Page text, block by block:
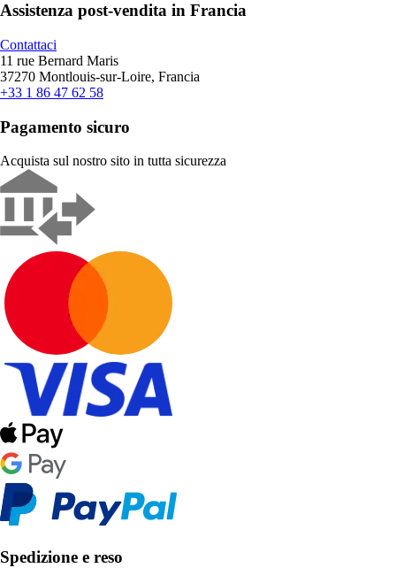
Assistenza post-vendita in Francia
Contattaci
11 rue Bernard Maris
37270 Montlouis-sur-Loire, Francia
+33 1 86 47 62 58
Pagamento sicuro
Acquista sul nostro sito in tutta sicurezza
Spedizione e reso